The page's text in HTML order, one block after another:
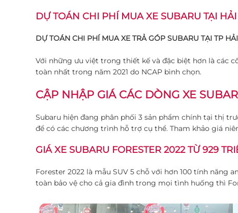
DỰ TOÁN CHI PHÍ MUA XE SUBARU TẠI
DỰ TOÁN CHI PHÍ MUA XE TRẢ GÓP SUBARU TẠI TP
Với những ưu việt trong thiết kế và đặc biệt hơn là các
toàn nhất trong năm 2021 do NCAP bình chọn.
CẬP NHẬP GIÁ CÁC DÒNG XE
Subaru hiện đang phân phối 3 sản phẩm chính tại thị
để có các chương trình hỗ trợ cụ thể. Tham khảo giá
GIÁ XE SUBARU FORESTER 2022 TỪ 929
Forester 2022 là mẫu SUV 5 chỗ với hơn 100 tính năng
toàn bảo vệ cho cả gia đình trong mọi tình huống thì